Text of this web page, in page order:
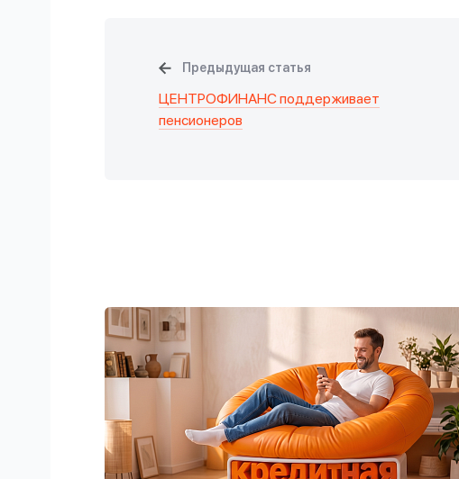
Предыдущая статья
ЦЕНТРОФИНАНС поддерживает
пенсионеров